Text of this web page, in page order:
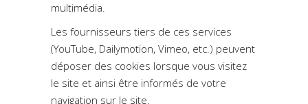
multimédia.
Les fournisseurs tiers de ces services
(YouTube, Dailymotion, Vimeo, etc.) peuvent
déposer des cookies lorsque vous visitez
le site et ainsi être informés de votre
navigation sur le site.